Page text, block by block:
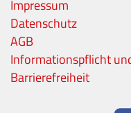
Impressum
Datenschutz
AGB
Informationspflicht
Barrierefreiheit